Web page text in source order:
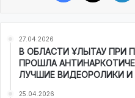
27.04.2026
В ОБЛАСТИ ҰЛЫТАУ ПРИ
ПРОШЛА
ЛУЧШИЕ ВИДЕОРОЛИКИ И
25.04.2026